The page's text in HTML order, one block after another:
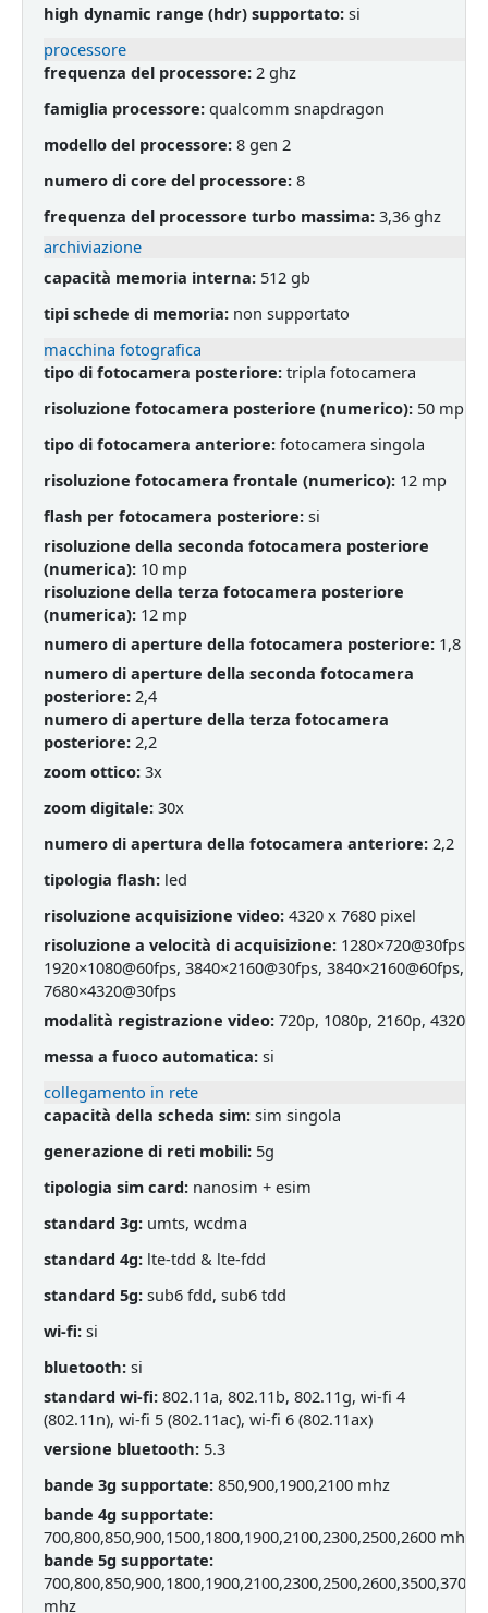
high dynamic range (hdr) supportato:si
processore
frequenza del processore:2 ghz
famiglia processore:qualcomm snapdragon
modello del processore:8 gen 2
numero di core del processore:8
frequenza del processore turbo massima:3,36 ghz
archiviazione
capacità memoria interna:512 gb
tipi schede di memoria:non supportato
macchina fotografica
tipo di fotocamera posteriore:tripla fotocamera
risoluzione fotocamera posteriore (numerico):50 mp
tipo di fotocamera anteriore:fotocamera singola
risoluzione fotocamera frontale (numerico):12 mp
flash per fotocamera posteriore:si
risoluzione della seconda fotocamera posteriore
(numerica):10 mp
risoluzione della terza fotocamera posteriore
(numerica):12 mp
numero di aperture della fotocamera posteriore:1,8
numero di aperture della seconda fotocamera
posteriore:2,4
numero di aperture della terza fotocamera
posteriore:2,2
zoom ottico:3x
zoom digitale:30x
numero di apertura della fotocamera anteriore:2,2
tipologia flash:led
risoluzione acquisizione video:4320 x 7680 pixel
risoluzione a velocità di acquisizione:1280×720@30fps,
1920×1080@60fps, 3840×2160@30fps, 3840×2160@60fps,
7680×4320@30fps
modalità registrazione video:720p, 1080p, 2160p, 4320p
messa a fuoco automatica:si
collegamento in rete
capacità della scheda sim:sim singola
generazione di reti mobili:5g
tipologia sim card:nanosim + esim
standard 3g:umts, wcdma
standard 4g:lte-tdd & lte-fdd
standard 5g:sub6 fdd, sub6 tdd
wi-fi:si
bluetooth:si
standard wi-fi:802.11a, 802.11b, 802.11g, wi-fi 4
(802.11n), wi-fi 5 (802.11ac), wi-fi 6 (802.11ax)
versione bluetooth:5.3
bande 3g supportate:850,900,1900,2100 mhz
bande 4g supportate:
700,800,850,900,1500,1800,1900,2100,2300,2500,2600 mhz
bande 5g supportate:
700,800,850,900,1800,1900,2100,2300,2500,2600,3500,3700
mhz